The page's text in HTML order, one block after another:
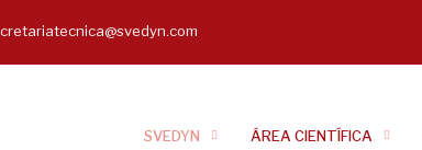
SVEDYN ÁREA CIENTÍFICA